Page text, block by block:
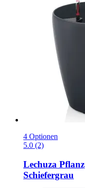
4 Optionen
5.0 (2)
Lechuza
Schiefergrau